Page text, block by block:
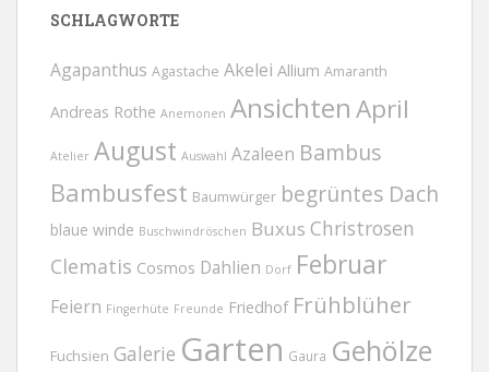
SCHLAGWORTE
Agapanthus Agastache Akelei Allium Amaranth
Andreas Rothe Anemonen AnsichtenApril
Atelier August Auswahl Azaleen Bambus
Bambusfest Baumwürger begrüntes Dach
blaue winde Buschwindröschen Buxus Christrosen
Clematis Cosmos Dahlien Dorf Februar
Feiern Fingerhüte Freunde Friedhof Frühblüher
Fuchsien Galerie Garten Gaura Gehölze